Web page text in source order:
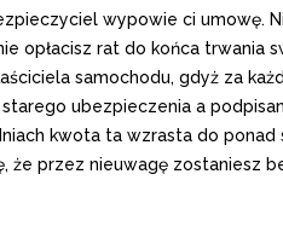
wypowie ci umowę.
opłacisz rat do końca trwania
samochodu, gdyż za
ubezpieczenia a
kwota ta wzrasta do
przez nieuwagę zostaniesz